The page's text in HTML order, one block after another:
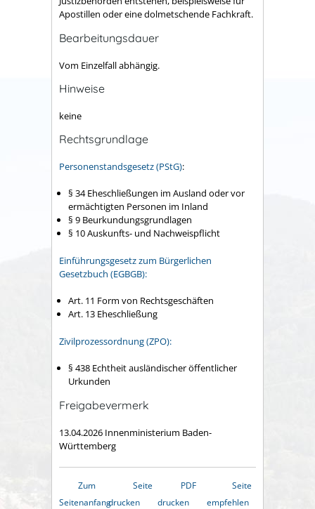
Apostillen oder eine dolmetschende Fachkraft.
Bearbeitungsdauer
Vom Einzelfall abhängig.
Hinweise
keine
Rechtsgrundlage
Personenstandsgesetz (PStG):
§ 34 Eheschließungen im Ausland oder vor
ermächtigten Personen im Inland
§ 9 Beurkundungsgrundlagen
§ 10 Auskunfts- und Nachweispflicht
Einführungsgesetz zum Bürgerlichen
Gesetzbuch (EGBGB):
Art. 11 Form von Rechtsgeschäften
Art. 13 Eheschließung
Zivilprozessordnung (ZPO):
§ 438 Echtheit ausländischer öffentlicher
Urkunden
Freigabevermerk
13.04.2026 Innenministerium Baden-
Württemberg
Zum
Seitenanfang
Seite
drucken
PDF
drucken
Seite
empfehlen